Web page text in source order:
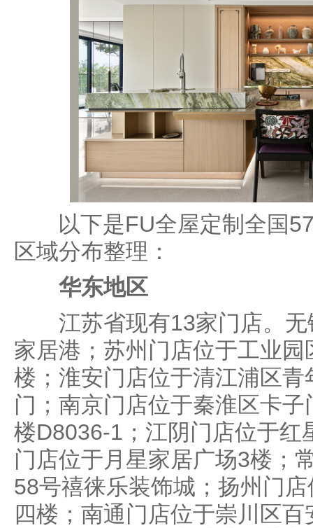
以下是FU全屋定制全国57
区域分布整理：
华东地区
江苏省现有13家门店。无
家居港；苏州门店位于工业
楼；淮安门店位于清江浦区
门；南京门店位于秦淮区卡
楼D8036-1；江阴门店位于红
门店位于月星家居广场3楼；
58号禧徕乐装饰城；扬州门
四楼；南通门店位于崇川区